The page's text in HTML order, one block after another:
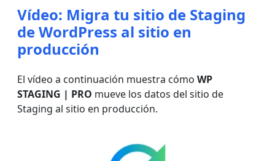
Vídeo: Migra tu sitio de Staging
de WordPress al sitio en
producción
El vídeo a continuación muestra cómo WP
STAGING | PRO mueve los datos del sitio de
Staging al sitio en producción.